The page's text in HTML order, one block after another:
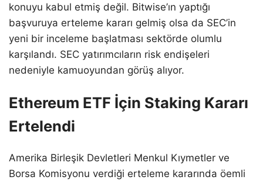
konuyu kabul etmiş değil. Bitwise’ın yaptığı
başvuruya erteleme kararı gelmiş olsa da SEC’in
yeni bir inceleme başlatması sektörde olumlu
karşılandı. SEC yatırımcıların risk endişeleri
nedeniyle kamuoyundan görüş alıyor.
Ethereum ETF İçin Staking Kararı
Ertelendi
Amerika Birleşik Devletleri Menkul Kıymetler ve
Borsa Komisyonu verdiği erteleme kararında öemli